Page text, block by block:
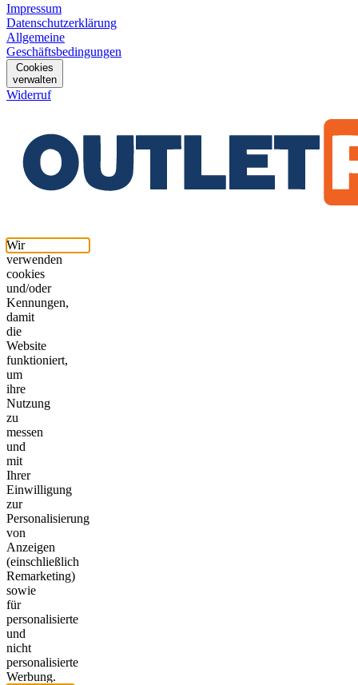
Impressum
Datenschutzerklärung
Allgemeine
Geschäftsbedingungen
Cookies
verwalten
Widerruf
Wir
verwenden
cookies
und/oder
Kennungen,
damit
die
Website
funktioniert,
um
ihre
Nutzung
zu
messen
und
mit
Ihrer
Einwilligung
zur
Personalisierung
von
Anzeigen
(einschließlich
Remarketing)
sowie
für
personalisierte
und
nicht
personalisierte
Werbung.